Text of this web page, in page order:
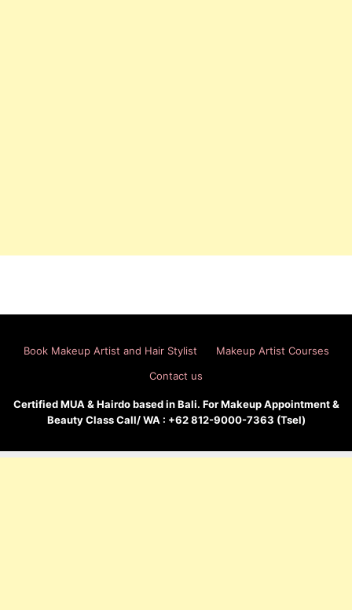
Book Makeup Artist and Hair Stylist
Makeup Artist Courses
Contact us
Certified MUA & Hairdo based in Bali. For Makeup Appointment &
Beauty Class Call/ WA : +62 812-9000-7363 (Tsel)